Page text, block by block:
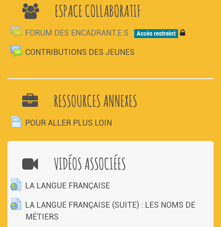
ESPACE COLLABORATIF
FORUM DES ENCADRANT.E.S Accès restreint
CONTRIBUTIONS DES JEUNES
FORUM
RESSOURCES ANNEXES
POUR ALLER PLUS LOIN
PAGE
VIDÉOS ASSOCIÉES
LA LANGUE FRANÇAISE
URL
LA LANGUE FRANÇAISE (SUITE) : LES NOMS DE
MÉTIERS
URL